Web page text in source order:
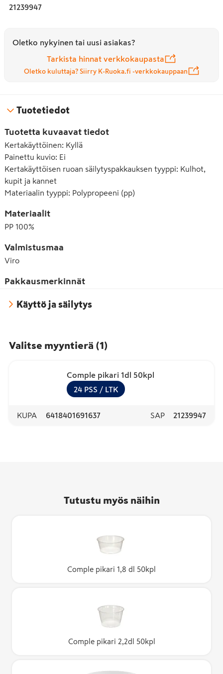
21239947
Oletko nykyinen tai uusi asiakas?
Tarkista hinnat verkkokaupasta
Oletko kuluttaja? Siirry K-Ruoka.fi -verkkokauppaan
Tuotetiedot
Tuotetta kuvaavat tiedot
Kertakäyttöinen: Kyllä
Painettu kuvio: Ei
Kertakäyttöisen ruoan säilytyspakkauksen tyyppi: Kulhot,
kupit ja kannet
Materiaalin tyyppi: Polypropeeni (pp)
Materiaalit
PP 100%
Valmistusmaa
Viro
Pakkausmerkinnät
Käyttö ja säilytys
Valitse myyntierä (1 )
Comple pikari 1dl 50kpl
24 PSS / LTK
KUPA 6418401691637 SAP 21239947
Tutustu myös näihin
Comple pikari 1,8 dl 50kpl
Comple pikari 2,2dl 50kpl